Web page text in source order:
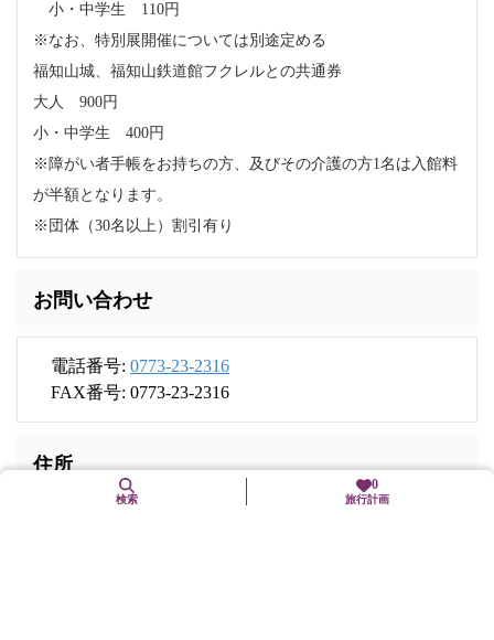
小・中学生 110円
※なお、特別展開催については別途定める
福知山城、福知山鉄道館フクレルとの共通券
大人 900円
小・中学生 400円
※障がい者手帳をお持ちの方、及びその介護の方1名は入館料
が半額となります。
※団体（30名以上）割引有り
お問い合わせ
電話番号: 0773-23-2316
FAX番号: 0773-23-2316
住所
0
旅行計画
検索